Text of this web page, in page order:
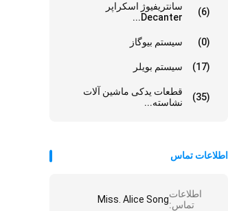
سانتریفیوژ اسکراپر
Decanter...
(6)
سیستم بیوگاز (0)
سیستم بویلر (17)
قطعات یدکی ماشین آلات
نشاسته...
(35)
اطلاعات تماس
اطلاعات
تماس:Miss. Alice Song